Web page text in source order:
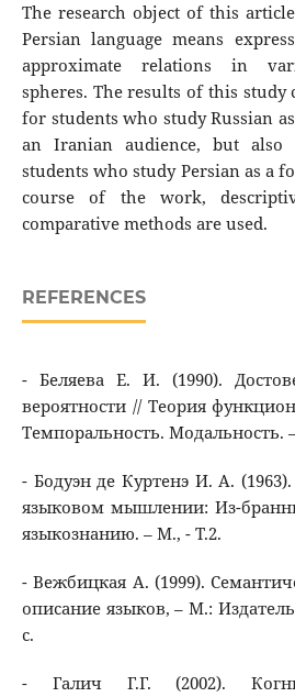
The research object of this
Persian language means
approximate relations in
spheres. The results of this
for students who study Russian
an Iranian audience, but also
students who study Persian as a
course of the work,
comparative methods are used.
REFERENCES
- Беляева Е. И. (1990).
вероятности // Теория
Темпоральность. Модальность.
- Бодуэн де Куртенэ И. А.
языковом мышлении: Из-
языкознанию. – М., - Т.2.
- Вежбицкая А. (1999).
описание языков, – М.:
с.
- Галич Г.Г. (2002).